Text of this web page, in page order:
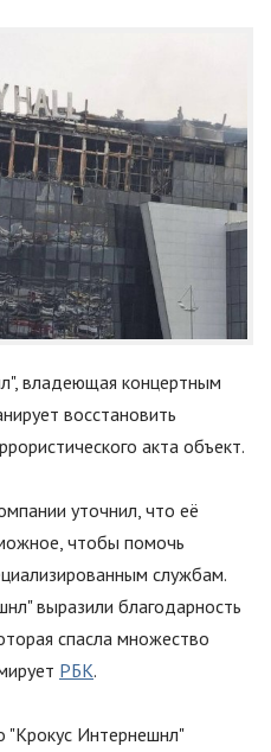
владеющая концертным
восстановить
акта объект.
уточнил, что её
чтобы помочь
службам.
выразили благодарность
спасла множество
РБК.
"Крокус Интернешнл"